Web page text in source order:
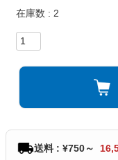
在庫数
2
送料 : ¥750～